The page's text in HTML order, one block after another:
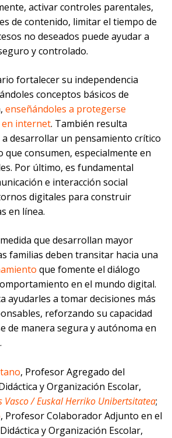
activar controles parentales,
de contenido, limitar el tiempo de
no deseados puede ayudar a
y controlado.
fortalecer su independencia
conceptos básicos de
enseñándoles a protegerse
en internet. También resulta
a desarrollar un pensamiento crítico
consumen, especialmente en
Por último, es fundamental
e interacción social
digitales para construir
en línea.
que desarrollan mayor
familias deben transitar hacia una
que fomente el diálogo
en el mundo digital.
ayudarles a tomar decisiones más
reforzando su capacidad
de manera segura y autónoma en
, Profesor Agregado del
y Organización Escolar,
Vasco / Euskal Herriko Unibertsitatea;
, Profesor Colaborador Adjunto en el
y Organización Escolar,